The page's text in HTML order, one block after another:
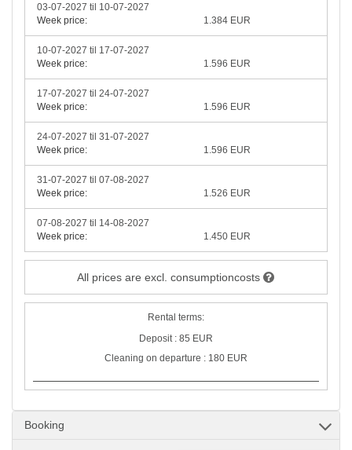
03-07-2027 til 10-07-2027
Week price:
1.384 EUR
10-07-2027 til 17-07-2027
Week price:
1.596 EUR
17-07-2027 til 24-07-2027
Week price:
1.596 EUR
24-07-2027 til 31-07-2027
Week price:
1.596 EUR
31-07-2027 til 07-08-2027
Week price:
1.526 EUR
07-08-2027 til 14-08-2027
Week price:
1.450 EUR
All prices are excl. consumptioncosts
Rental terms:
Deposit : 85 EUR
Cleaning on departure : 180 EUR
Booking